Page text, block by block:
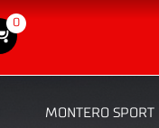
0
MONTERO SPORT